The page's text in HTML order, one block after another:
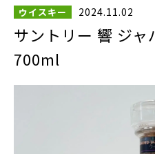
ウイスキー 2024.11.02
サントリー 響 ジャ
700ml